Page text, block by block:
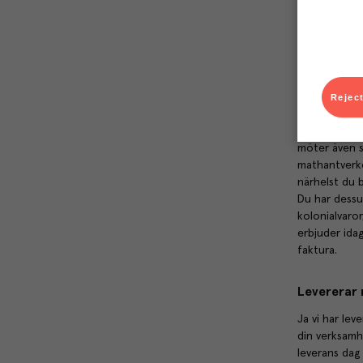
stabila
Varför
möter även
närhelst du
Du har
erbjuder
faktura.
Levererar
Ja vi har
din
leverans dag